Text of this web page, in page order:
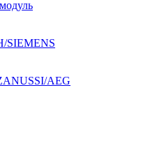
SIEMENS
AEG